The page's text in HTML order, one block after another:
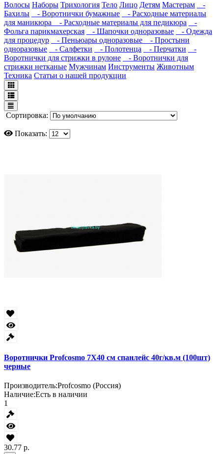
Волосы Наборы Трихология Тело Лицо Детям Мастерам
-
Бахилы
- Воротнички бумажные
- Расходные материалы
для маникюра
- Расходные материалы для педикюра
-
Фольга парикмахерская
- Шапочки одноразовые
- Одежда
для процедур
- Пеньюары одноразовые
- Простыни
одноразовые
- Салфетки - Полотенца - Перчатки
-
Воротнички для стрижки в рулоне
- Воротнички для
стрижки нетканые Мужчинам Инструменты Животным
Техника Статьи о нашей продукции
Сортировка:
Показать:
Воротнички Profcosmo 7Х40 см спанлейс 40г/кв.м (100шт)
черные
Производитель:Profcosmo (Россия)
Наличие:Есть в наличии
1
30.77 р.